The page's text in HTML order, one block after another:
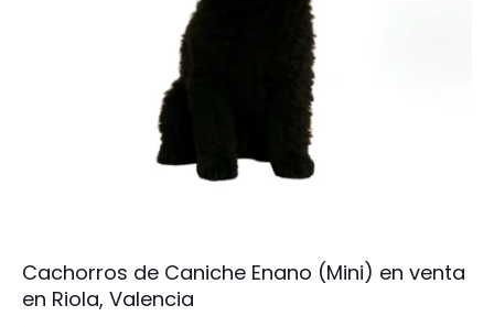
Cachorros de Caniche Enano (Mini) en venta
en Riola, Valencia